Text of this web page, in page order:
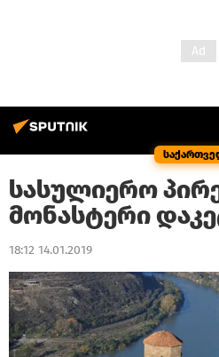
სასულიერო
მონასტერი
18:12 14.01.2019